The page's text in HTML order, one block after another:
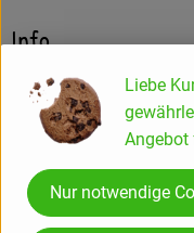
Info
Weißburgunder Q.b.A.
Weißburgunder ist ein
zurückhaltender Säure
Er passt zu
Liebe
Angebot
Nur notwendige